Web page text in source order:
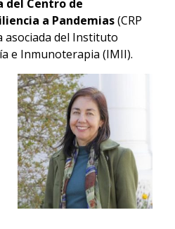
del Centro de
a Pandemias(CRP
asociada del Instituto
e Inmunoterapia (IMII).